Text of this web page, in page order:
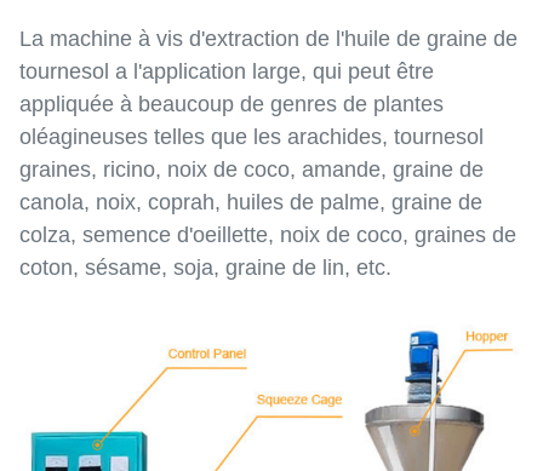
La machine à vis d'extraction de l'huile de graine de
tournesol a l'application large, qui peut être
appliquée à beaucoup de genres de plantes
oléagineuses telles que les arachides, tournesol
graines, ricino, noix de coco, amande, graine de
canola, noix, coprah, huiles de palme, graine de
colza, semence d'oeillette, noix de coco, graines de
coton, sésame, soja, graine de lin, etc.